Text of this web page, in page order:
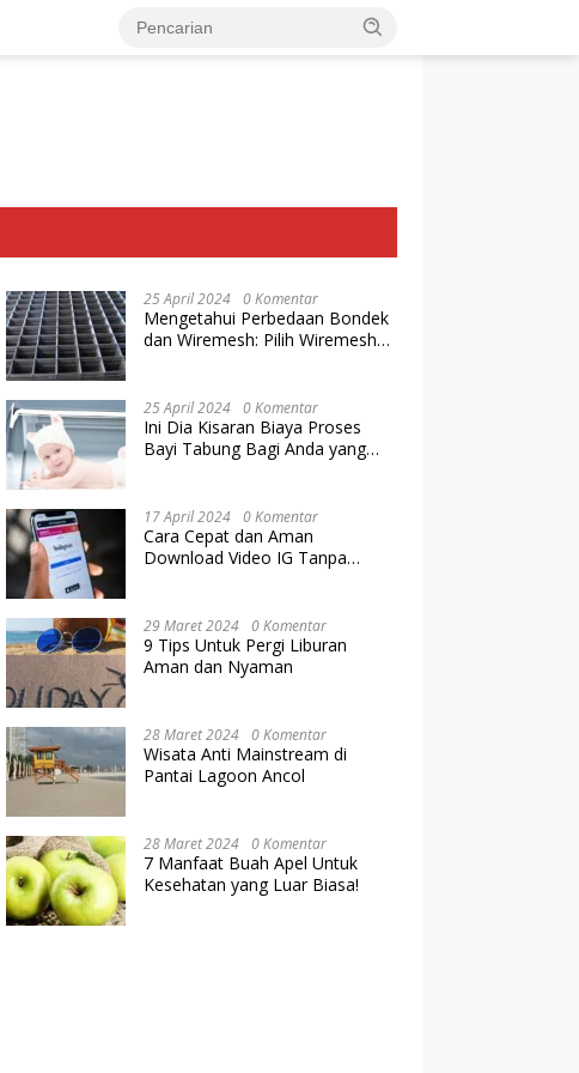
25 April 2024 0 Komentar
Mengetahui Perbedaan Bondek
dan Wiremesh: Pilih Wiremesh
25 April 2024 0 Komentar
Ini Dia Kisaran Biaya Proses
Bayi Tabung Bagi Anda yang
17 April 2024 0 Komentar
Cara Cepat dan Aman
Download Video IG Tanpa
29 Maret 2024 0 Komentar
9 Tips Untuk Pergi Liburan
Aman dan Nyaman
28 Maret 2024 0 Komentar
Wisata Anti Mainstream di
Pantai Lagoon Ancol
28 Maret 2024 0 Komentar
7 Manfaat Buah Apel Untuk
Kesehatan yang Luar Biasa!